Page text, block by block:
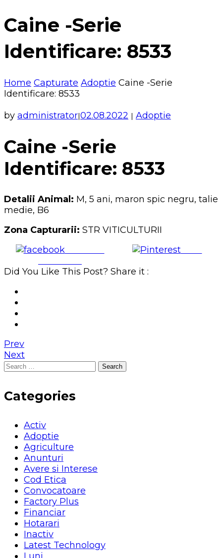
Caine -Serie
Identificare: 8533
Home Capturate Adoptie Caine -Serie
Identificare: 8533
by administrator|02.08.2022 | Adoptie
Caine -Serie
Identificare: 8533
Detalii Animal: M, 5 ani, maron spic negru, talie
medie, B6
Zona Capturarii: STR VITICULTURII
Share on
Save
Did You Like This Post? Share it :
Prev
Next
Search
Categories
Activ
Adoptie
Agriculture
Anunturi
Avere si Interese
Cod Etica
Convocatoare
Factory Plus
Financiar
Hotarari
Inactiv
Latest Technology